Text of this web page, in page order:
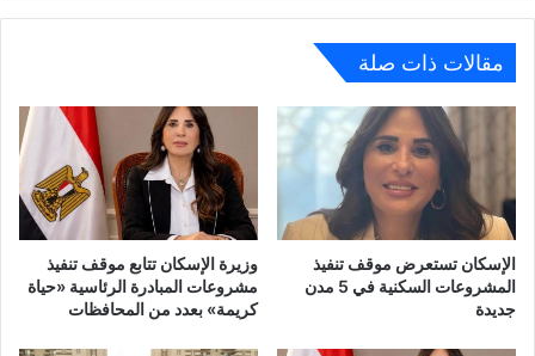
مقالات ذات صلة
الإسكان تستعرض موقف تنفيذ
المشروعات السكنية في 5 مدن
جديدة
وزيرة الإسكان تتابع موقف تنفيذ
مشروعات المبادرة الرئاسية «حياة
كريمة» بعدد من المحافظات